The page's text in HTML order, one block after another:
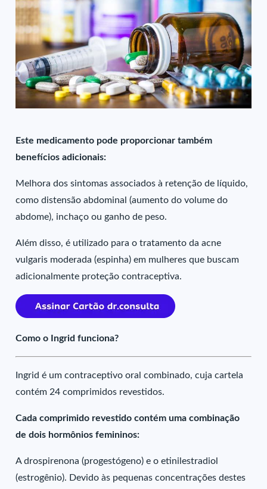
Este medicamento pode proporcionar também
benefícios adicionais:
Melhora dos sintomas associados à retenção de líquido,
como distensão abdominal (aumento do volume do
abdome), inchaço ou ganho de peso.
Além disso, é utilizado para o tratamento da acne
vulgaris moderada (espinha) em mulheres que buscam
adicionalmente proteção contraceptiva.
Como o Ingrid funciona?
Ingrid é um contraceptivo oral combinado, cuja cartela
contém 24 comprimidos revestidos.
Cada comprimido revestido contém uma combinação
de dois hormônios femininos:
A drospirenona (progestógeno) e o etinilestradiol
(estrogênio). Devido às pequenas concentrações destes